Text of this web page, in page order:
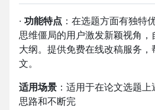
· 功能特点 ：在选题方面有独特
思维僵局的用户激发新颖视角，
大纲。提供免费在线改稿服务
文。
适用场景 ：适用于在论文选题
思路和不断完